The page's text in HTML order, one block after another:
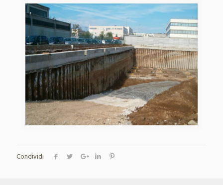
Condividi